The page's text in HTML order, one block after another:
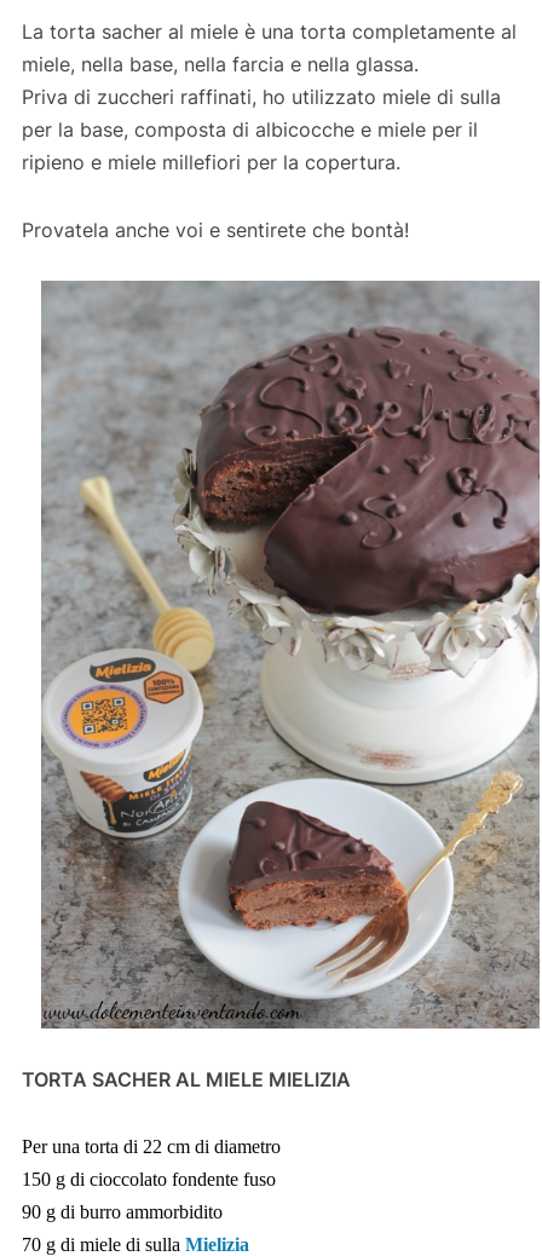
La torta sacher al miele è una torta completamente al
miele, nella base, nella farcia e nella glassa.
Priva di zuccheri raffinati, ho utilizzato miele di sulla
per la base, composta di albicocche e miele per il
ripieno e miele millefiori per la copertura.
Provatela anche voi e sentirete che bontà!
TORTA SACHER AL MIELE MIELIZIA
Per una torta di 22 cm di diametro
150 g di cioccolato fondente fuso
90 g di burro ammorbidito
70 g di miele di sulla Mielizia